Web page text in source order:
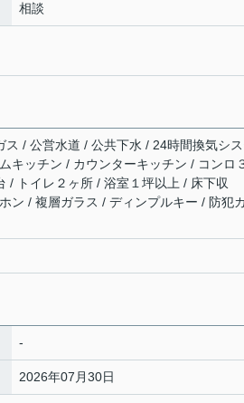
相談
/ 公営水道 / 公共下水 / 24時間換気シ
キッチン / カウンターキッチン / コンロ
/ トイレ２ヶ所 / 浴室１坪以上 / 床下収
ン / 複層ガラス / ディンプルキー / 防犯
-
2026年07月30日